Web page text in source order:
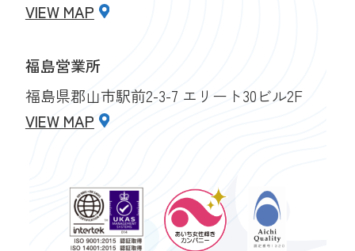
VIEW MAP
福島営業所
福島県郡山市駅前2-3-7 エリート30ビル2F
VIEW MAP